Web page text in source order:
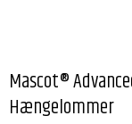
Mascot®
Hængelommer